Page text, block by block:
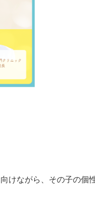
けながら、その子の個